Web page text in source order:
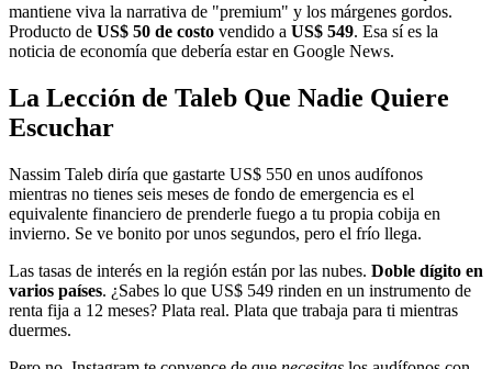
mantiene viva la narrativa de "premium" y los márgenes gordos.
Producto de US$ 50 de costo vendido a US$ 549. Esa sí es la
noticia de economía que debería estar en Google News.
La Lección de Taleb Que Nadie Quiere
Escuchar
Nassim Taleb diría que gastarte US$ 550 en unos audífonos
mientras no tienes seis meses de fondo de emergencia es el
equivalente financiero de prenderle fuego a tu propia cobija en
invierno. Se ve bonito por unos segundos, pero el frío llega.
Las tasas de interés en la región están por las nubes. Doble dígito en
varios países. ¿Sabes lo que US$ 549 rinden en un instrumento de
renta fija a 12 meses? Plata real. Plata que trabaja para ti mientras
duermes.